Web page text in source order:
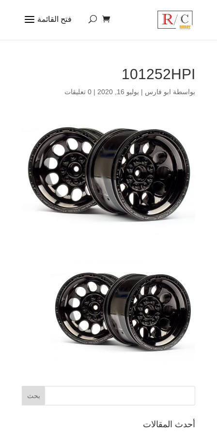
101252HPI
بواسطة ابو فارس | يوليو 16, 2020 | 0 تعليقات
أحدث المقالات